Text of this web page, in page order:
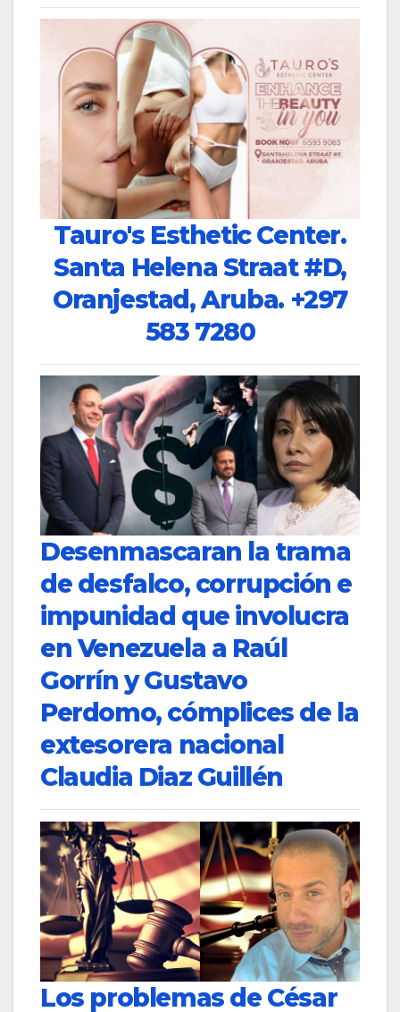
Tauro's Esthetic Center.
Santa Helena Straat #D,
Oranjestad, Aruba. +297
583 7280
Desenmascaran la trama
de desfalco, corrupción e
impunidad que involucra
en Venezuela a Raúl
Gorrín y Gustavo
Perdomo, cómplices de la
extesorera nacional
Claudia Diaz Guillén
Los problemas de César